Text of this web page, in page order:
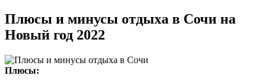
Плюсы и минусы отдыха в Сочи на
Новый год 2022
Плюсы: